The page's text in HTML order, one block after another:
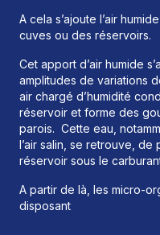
A cela s’ajoute l’air
cuves ou des réservoirs.
Cet apport d’air humide
amplitudes de variations
air chargé d’humidité
réservoir et forme des
parois. Cette eau,
l’air salin, se retrouve,
réservoir sous le
A partir de là, les micro-
disposant